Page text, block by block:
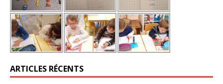
ARTICLES RÉCENTS